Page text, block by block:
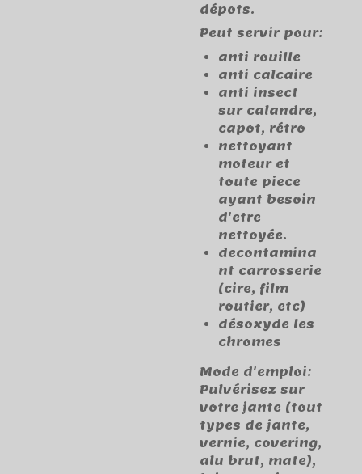
dépots.
Peut servir pour:
anti rouille
anti calcaire
anti insect
sur calandre,
capot, rétro
nettoyant
moteur et
toute piece
ayant besoin
d'etre
nettoyée.
decontamina
nt carrosserie
(cire, film
routier, etc)
désoxyde les
chromes
Mode d'emploi:
Pulvérisez sur
votre jante (tout
types de jante,
vernie, covering,
alu brut, mate),